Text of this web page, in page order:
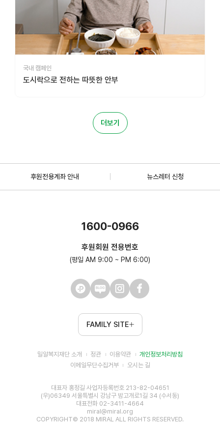
국내 캠페인
도시락으로 전하는 따뜻한 안부
더보기
후원전용계좌 안내 뉴스레터 신청
1600-0966
후원회원 전용번호
(평일 AM 9:00 ~ PM 6:00)
FAMILY SITE
밀알복지재단 소개 정관 이용약관
개인정보처리방침
이메일무단수집거부
오시는 길
대표자 홍정길 사업자등록번호 213-82-04651
(우)06349 서울특별시 강남구 밤고개로1길 34 (수서동)
대표전화 02-3411-4664
miral@miral.org
COPYRIGHT© 2018 MIRAL ALL RIGHTS RESERVED.